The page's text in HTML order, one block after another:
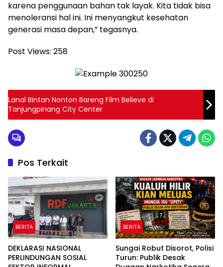
karena penggunaan bahan tak layak. Kita tidak bisa
menoleransi hal ini. Ini menyangkut kesehatan
generasi masa depan,” tegasnya.
Post Views: 258
Lanal Bintan Nonton Bareng Film Believe di
Tanjungpinang City Center
Pos Terkait
BERITA
DEKLARASI NASIONAL
PERLINDUNGAN SOSIAL
BERITA
Sungai Robut Disorot, Polisi
Turun: Publik Desak